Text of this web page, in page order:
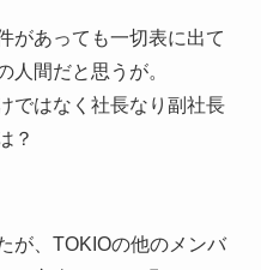
があっても一切表に出て
人間だと思うが。
ではなく社長なり副社長
？
が、TOKIOの他のメンバ